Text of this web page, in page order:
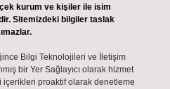
kurum ve kişiler ile isim
Sitemizdeki bilgiler taslak
Bilgi Teknolojileri ve İletişim
bir Yer Sağlayıcı olarak hizmet
proaktif olarak denetleme